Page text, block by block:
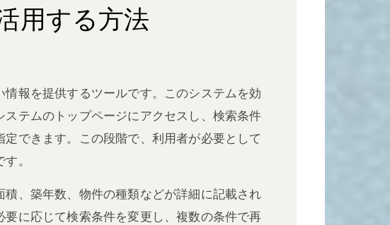
用する方法
報を提供するツールです。このシステムを効
テムのトップページにアクセスし、検索条件
できます。この段階で、利用者が必要として
。
、築年数、物件の種類などが詳細に記載され
に応じて検索条件を変更し、複数の条件で再